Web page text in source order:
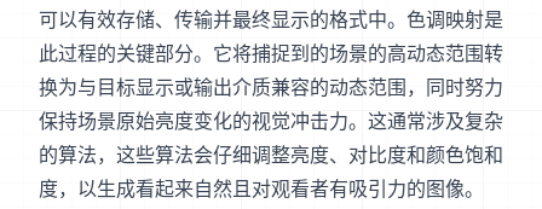
可以有效存储、传输并最终显示的格式中。色调映射是
此过程的关键部分。它将捕捉到的场景的高动态范围转
换为与目标显示或输出介质兼容的动态范围，同时努力
保持场景原始亮度变化的视觉冲击力。这通常涉及复杂
的算法，这些算法会仔细调整亮度、对比度和颜色饱和
度，以生成看起来自然且对观看者有吸引力的图像。